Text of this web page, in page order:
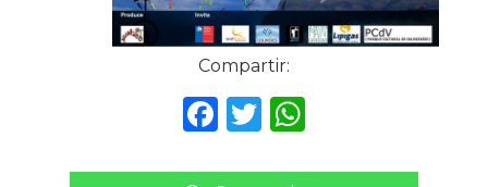
Compartir:
F T W